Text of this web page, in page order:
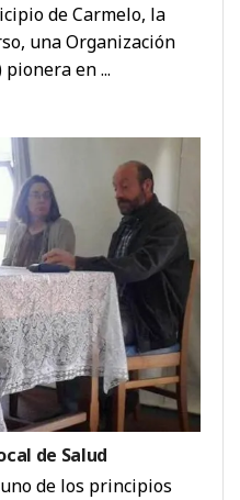
de Carmelo, la
una Organización
en ...
de Salud
de los principios